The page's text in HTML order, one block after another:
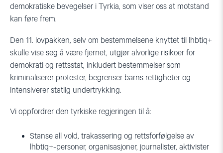
demokratiske bevegelser i Tyrkia, som viser oss at motstand
kan føre frem.
Den 11. lovpakken, selv om bestemmelsene knyttet til lhbtiq+
skulle vise seg å være fjernet, utgjør alvorlige risikoer for
demokrati og rettsstat, inkludert bestemmelser som
kriminaliserer protester, begrenser barns rettigheter og
intensiverer statlig undertrykking.
Vi oppfordrer den tyrkiske regjeringen til å:
Stanse all vold, trakassering og rettsforfølgelse av
lhbtiq+-personer, organisasjoner, journalister, aktivister